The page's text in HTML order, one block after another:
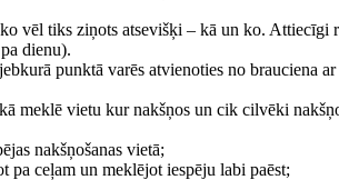
vēl tiks ziņots atsevišķi – kā un ko.
dienu).
punktā varēs atvienoties no brauciena
meklē vietu kur nakšņos un cik cilvēki
nakšņošanas vietā;
pa ceļam un meklējot iespēju labi paēst;